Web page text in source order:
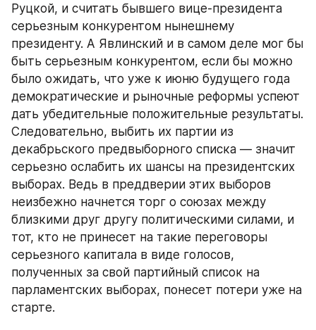
Руцкой, и считать бывшего вице-президента
серьезным конкурентом нынешнему
президенту. А Явлинский и в самом деле мог бы
быть серьезным конкурентом, если бы можно
было ожидать, что уже к июню будущего года
демократические и рыночные реформы успеют
дать убедительные положительные результаты.
Следовательно, выбить их партии из
декабрьского предвыборного списка — значит
серьезно ослабить их шансы на президентских
выборах. Ведь в преддверии этих выборов
неизбежно начнется торг о союзах между
близкими друг другу политическими силами, и
тот, кто не принесет на такие переговоры
серьезного капитала в виде голосов,
полученных за свой партийный список на
парламентских выборах, понесет потери уже на
старте.